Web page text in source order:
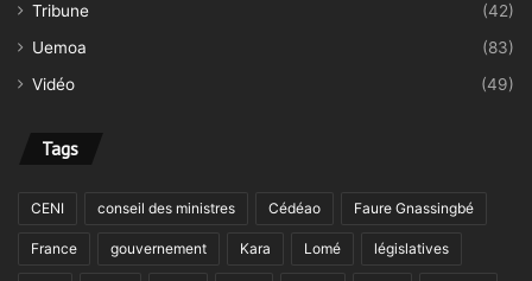
Tribune
(42)
Uemoa
(83)
Vidéo
(49)
Tags
CENI conseil des ministres Cédéao Faure Gnassingbé
France gouvernement Kara Lomé législatives